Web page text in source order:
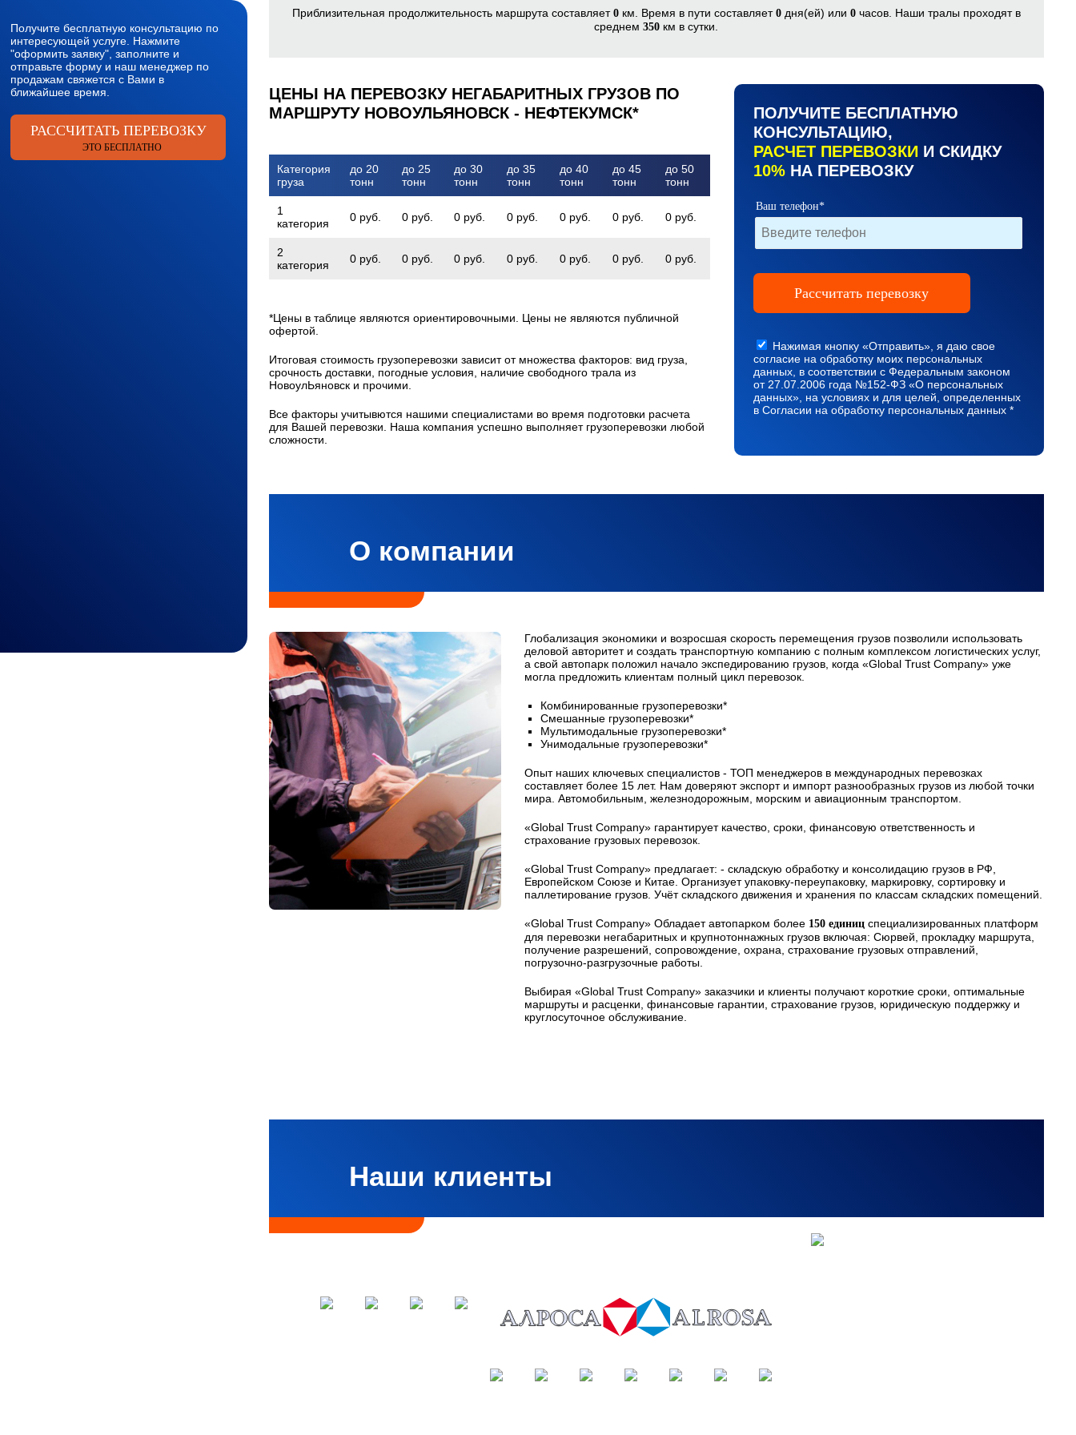
Получите бесплатную консультацию по
интересующей услуге. Нажмите
"оформить заявку", заполните и
отправьте форму и наш менеджер по
продажам свяжется с Вами в
ближайшее время.
РАССЧИТАТЬ ПЕРЕВОЗКУ
ЭТО БЕСПЛАТНО
Приблизительная продолжительность маршрута составляет 0км. Время в пути составляет 0дня(ей) или 0часов. Наши тралы проходят в
среднем350 км в сутки.
ЦЕНЫ НА ПЕРЕВОЗКУ НЕГАБАРИТНЫХ ГРУЗОВ ПО
МАРШРУТУ НОВОУЛЬЯНОВСК - НЕФТЕКУМСК*
Категория
груза
до 20
тонн
до 25
тонн
до 30
тонн
до 35
тонн
до 40
тонн
до 45
тонн
до 50
тонн
1
категория
0 руб. 0 руб. 0 руб. 0 руб. 0 руб. 0 руб. 0 руб.
2
категория
0 руб. 0 руб. 0 руб. 0 руб. 0 руб. 0 руб. 0 руб.
*Цены в таблице являются ориентировочными. Цены не являются публичной
офертой.
Итоговая стоимость грузоперевозки зависит от множества факторов: вид груза,
срочность доставки, погодные условия, наличие свободного трала из
НовоулЬяновск и прочими.
Все факторы учитывются нашими специалистами во время подготовки расчета
для Вашей перевозки. Наша компания успешно выполняет грузоперевозки любой
сложности.
ПОЛУЧИТЕ БЕСПЛАТНУЮ
КОНСУЛЬТАЦИЮ,
РАСЧЕТ ПЕРЕВОЗКИ И СКИДКУ
10%НА ПЕРЕВОЗКУ
Ваш телефон*
Нажимая кнопку «Отправить», я даю свое
согласие на обработку моих персональных
данных, в соответствии с Федеральным законом
от 27.07.2006 года №152-ФЗ «О персональных
данных», на условиях и для целей, определенных
в Согласии на обработку персональных данных *
О компании
Глобализация экономики и возросшая скорость перемещения грузов позволили использовать
деловой авторитет и создать транспортную компанию с полным комплексом логистических услуг,
а свой автопарк положил начало экспедированию грузов, когда «Global Trust Company» уже
могла предложить клиентам полный цикл перевозок.
Комбинированные грузоперевозки*
Смешанные грузоперевозки*
Мультимодальные грузоперевозки*
Унимодальные грузоперевозки*
Опыт наших ключевых специалистов - ТОП менеджеров в международных перевозках
составляет более 15 лет. Нам доверяют экспорт и импорт разнообразных грузов из любой точки
мира. Автомобильным, железнодорожным, морским и авиационным транспортом.
«Global Trust Company» гарантирует качество, сроки, финансовую ответственность и
страхование грузовых перевозок.
«Global Trust Company» предлагает: - складскую обработку и консолидацию грузов в РФ,
Европейском Союзе и Китае. Организует упаковку-переупаковку, маркировку, сортировку и
паллетирование грузов. Учёт складского движения и хранения по классам складских помещений.
«Global Trust Company» Обладает автопарком более 150 единиц специализированных платформ
для перевозки негабаритных и крупнотоннажных грузов включая: Сюрвей, прокладку маршрута,
получение разрешений, сопровождение, охрана, страхование грузовых отправлений,
погрузочно-разгрузочные работы.
Выбирая «Global Trust Company» заказчики и клиенты получают короткие сроки, оптимальные
маршруты и расценки, финансовые гарантии, страхование грузов, юридическую поддержку и
круглосуточное обслуживание.
Наши клиенты